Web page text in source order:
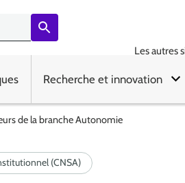
Les autres
Recherche et innovation
de la branche Autonomie